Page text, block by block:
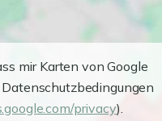
mir Karten von Google
privacy).